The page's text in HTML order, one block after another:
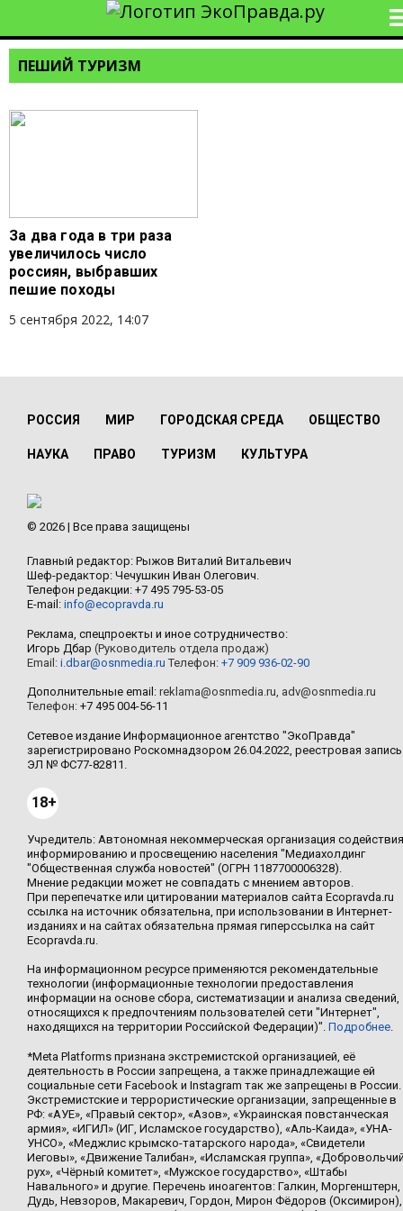
ПЕШИЙ ТУРИЗМ
За два года в три раза
увеличилось число
россиян, выбравших
пешие походы
5 сентября 2022, 14:07
РОССИЯ МИР ГОРОДСКАЯ СРЕДА ОБЩЕСТВО
НАУКА ПРАВО ТУРИЗМ КУЛЬТУРА
© 2026 | Все права защищены
Главный редактор: Рыжов Виталий Витальевич
Шеф-редактор: Чечушкин Иван Олегович.
Телефон редакции: +7 495 795-53-05
E-mail: info@ecopravda.ru
Реклама, спецпроекты и иное сотрудничество:
Игорь Дбар (Руководитель отдела продаж)
Email: i.dbar@osnmedia.ru Телефон: +7 909 936-02-90
Дополнительные email: reklama@osnmedia.ru, adv@osnmedia.ru
Телефон: +7 495 004-56-11
Сетевое издание Информационное агентство "ЭкоПравда"
зарегистрировано Роскомнадзором 26.04.2022, реестровая запись
ЭЛ № ФС77-82811.
18+
Учредитель: Автономная некоммерческая организация содействия
информированию и просвещению населения "Медиахолдинг
"Общественная служба новостей" (ОГРН 1187700006328).
Мнение редакции может не совпадать с мнением авторов.
При перепечатке или цитировании материалов сайта Ecopravda.ru
ссылка на источник обязательна, при использовании в Интернет-
изданиях и на сайтах обязательна прямая гиперссылка на сайт
Ecopravda.ru.
На информационном ресурсе применяются рекомендательные
технологии (информационные технологии предоставления
информации на основе сбора, систематизации и анализа сведений,
относящихся к предпочтениям пользователей сети "Интернет",
находящихся на территории Российской Федерации)". Подробнее.
*Meta Platforms признана экстремистской организацией, её
деятельность в России запрещена, а также принадлежащие ей
социальные сети Facebook и Instagram так же запрещены в России.
Экстремистские и террористические организации, запрещенные в
РФ: «АУЕ», «Правый сектор», «Азов», «Украинская повстанческая
армия», «ИГИЛ» (ИГ, Исламское государство), «Аль-Каида», «УНА-
УНСО», «Меджлис крымско-татарского народа», «Свидетели
Иеговы», «Движение Талибан», «Исламская группа»,
рух», «Чёрный комитет», «Мужское государство», «Штабы
Навального» и другие. Перечень иноагентов: Галкин, Моргенштерн,
Дудь, Невзоров, Макаревич, Гордон, Мирон Фёдоров (Оксимирон),